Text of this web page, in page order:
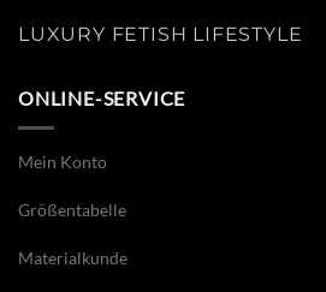
LUXURY FETISH LIFESTYLE
ONLINE-SERVICE
Mein Konto
Größentabelle
Materialkunde